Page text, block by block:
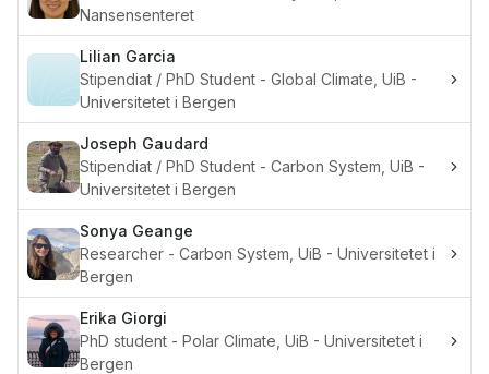
Nansensenteret
Lilian Garcia
Stipendiat / PhD Student - Global Climate, UiB -
Universitetet i Bergen
Joseph Gaudard
Stipendiat / PhD Student - Carbon System, UiB -
Universitetet i Bergen
Sonya Geange
Researcher - Carbon System, UiB - Universitetet i
Bergen
Erika Giorgi
PhD student - Polar Climate, UiB - Universitetet i
Bergen